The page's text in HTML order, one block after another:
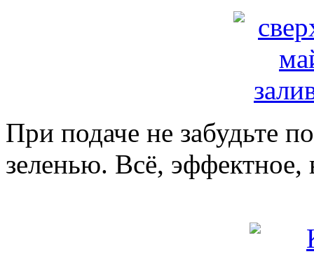
При подаче не забудьте
зеленью. Всё, эффектное,